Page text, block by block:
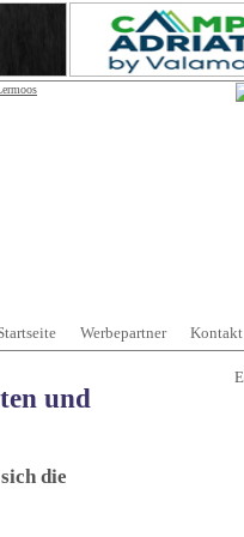
und
die
Werbepartner Kontakt